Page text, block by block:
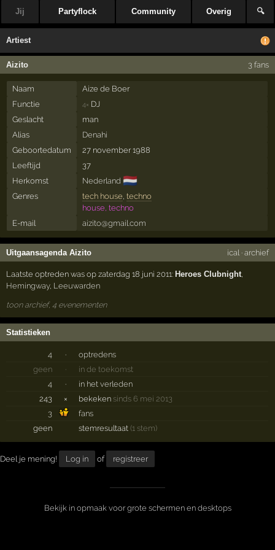
Jij Partyflock Community Overig 🔍
Artiest
Aizito 3 fans
Naam
Aize de Boer
Functie
4× DJ
Geslacht
man
Alias
Denahi
Geboortedatum
27 november 1988
Leeftijd
37
Herkomst
Nederland 🇳🇱
Genres tech house techno
house, techno
E-mail
aizito@gmail.com
Uitgaansagenda Aizito ical· archief
Laatste optreden was op zaterdag 18 juni 2011:Heroes Clubnight
Hemingway, Leeuwarden
toon archief, 4 evenementen
Statistieken
4 ·
optredens
geen
·
in de toekomst
4
·
in het verleden
243
× bekeken sinds 6 mei 2013
3
fans
geen
stemresultaat(1 stem)
Deel je mening! Log in of registreer
Bekijk in opmaak voor grote schermen en desktops